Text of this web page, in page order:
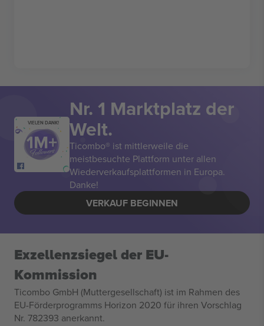
VIELEN DANK!
Nr. 1 Marktplatz der
Welt.
Ticombo® ist mittlerweile die
meistbesuchte Plattform unter allen
Wiederverkaufsplattformen in Europa.
Danke!
VERKAUF BEGINNEN
Exzellenzsiegel der EU-
Kommission
Ticombo GmbH (Muttergesellschaft) ist im Rahmen des
EU-Förderprogramms Horizon 2020 für ihren Vorschlag
Nr. 782393 anerkannt.